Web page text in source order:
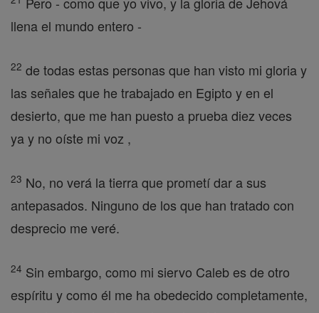
llena el mundo entero -
22 de todas estas personas que han visto mi gloria y
las señales que he trabajado en Egipto y en el
desierto, que me han puesto a prueba diez veces
ya y no oíste mi voz ,
23 No, no verá la tierra que prometí dar a sus
antepasados. Ninguno de los que han tratado con
desprecio me veré.
24 Sin embargo, como mi siervo Caleb es de otro
espíritu y como él me ha obedecido completamente,